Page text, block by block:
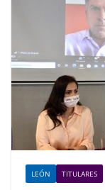
LEÓN TITULARES